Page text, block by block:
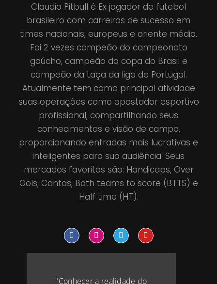
Claudio Pitbull é Ex jogador de futebol
brasileiro com carreiras de sucesso em
times nacionais, europeus e oriente médio.
Foi 2 vezes campeão do campeonato
gaúcho, campeão da copa do Brasil e
campeão da taça da liga de Portugal.
Atualmente tem como principal atividade
suas operações como apostador esportivo
profissional, compartilhando seus
conhecimentos e visão de campo,
proporcionando entradas mais lucrativas e
inteligentes para sua audiência. Seus
mercados favoritos são: Handicaps, Over
Gols, Cantos, Both teams to score (BTTS) e
Half time (HT).
"Conhecer a realidade do